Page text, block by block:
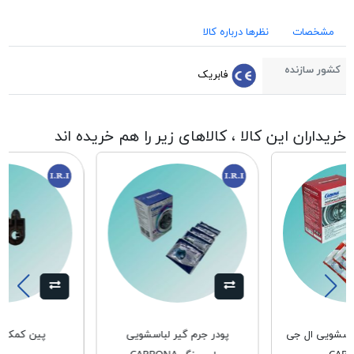
مشخصات نظرها درباره کالا
کشور سازنده فابریک
خریداران این کالا ، کالاهای زیر را هم خریده اند
ال جی
پودر جرم گیر لباسشویی
پین کمک